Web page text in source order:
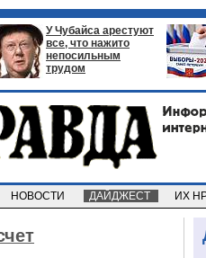
У Чубайса арестуют
все, что нажито
непосильным
трудом
НОВОСТИ ДАЙДЖЕСТ ИХ